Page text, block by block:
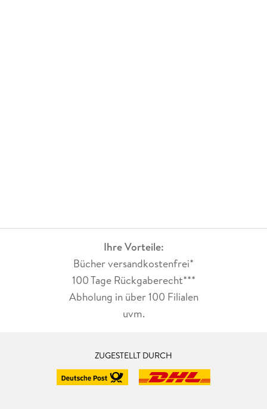
Ihre Vorteile:
Bücher versandkostenfrei*
100 Tage Rückgaberecht***
Abholung in über 100 Filialen
uvm.
ZUGESTELLT DURCH